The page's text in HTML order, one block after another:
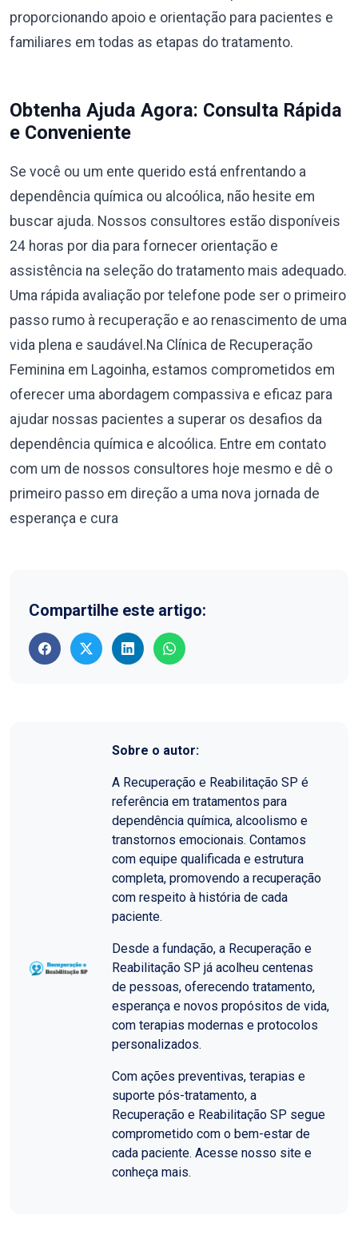
proporcionando apoio e orientação para pacientes e
familiares em todas as etapas do tratamento.
Obtenha Ajuda Agora: Consulta Rápida
e Conveniente
Se você ou um ente querido está enfrentando a
dependência química ou alcoólica, não hesite em
buscar ajuda. Nossos consultores estão disponíveis
24 horas por dia para fornecer orientação e
assistência na seleção do tratamento mais adequado.
Uma rápida avaliação por telefone pode ser o primeiro
passo rumo à recuperação e ao renascimento de uma
vida plena e saudável.Na Clínica de Recuperação
Feminina em Lagoinha, estamos comprometidos em
oferecer uma abordagem compassiva e eficaz para
ajudar nossas pacientes a superar os desafios da
dependência química e alcoólica. Entre em contato
com um de nossos consultores hoje mesmo e dê o
primeiro passo em direção a uma nova jornada de
esperança e cura
Compartilhe este artigo:
Sobre o autor:
A Recuperação e Reabilitação SP é
referência em tratamentos para
dependência química, alcoolismo e
transtornos emocionais. Contamos
com equipe qualificada e estrutura
completa, promovendo a recuperação
com respeito à história de cada
paciente.
Desde a fundação, a Recuperação e
Reabilitação SP já acolheu centenas
de pessoas, oferecendo tratamento,
esperança e novos propósitos de vida,
com terapias modernas e protocolos
personalizados.
Com ações preventivas, terapias e
suporte pós-tratamento, a
Recuperação e Reabilitação SP segue
comprometido com o bem-estar de
cada paciente. Acesse nosso site e
conheça mais.